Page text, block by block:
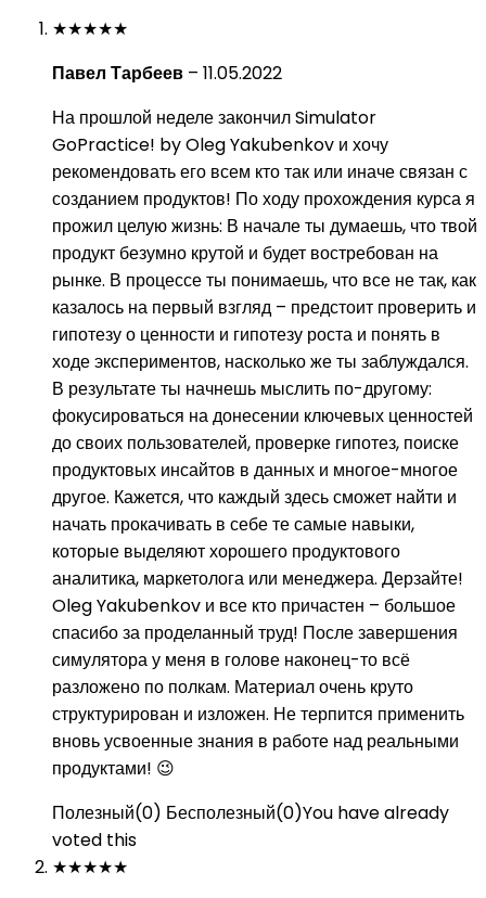
★★★★★
Павел Тарбеев – 11.05.2022
На прошлой неделе закончил Simulator
GoPractice! by Oleg Yakubenkov и хочу
рекомендовать его всем кто так или иначе связан с
созданием продуктов! По ходу прохождения курса я
прожил целую жизнь: В начале ты думаешь, что твой
продукт безумно крутой и будет востребован на
рынке. В процессе ты понимаешь, что все не так, как
казалось на первый взгляд – предстоит проверить и
гипотезу о ценности и гипотезу роста и понять в
ходе экспериментов, насколько же ты заблуждался.
В результате ты начнешь мыслить по-другому:
фокусироваться на донесении ключевых ценностей
до своих пользователей, проверке гипотез, поиске
продуктовых инсайтов в данных и многое-многое
другое. Кажется, что каждый здесь сможет найти и
начать прокачивать в себе те самые навыки,
которые выделяют хорошего продуктового
аналитика, маркетолога или менеджера. Дерзайте!
Oleg Yakubenkov и все кто причастен – большое
спасибо за проделанный труд! После завершения
симулятора у меня в голове наконец-то всё
разложено по полкам. Материал очень круто
структурирован и изложен. Не терпится применить
вновь усвоенные знания в работе над реальными
продуктами! 😉
Полезный(0) Бесполезный(0)You have already
voted this
★★★★★